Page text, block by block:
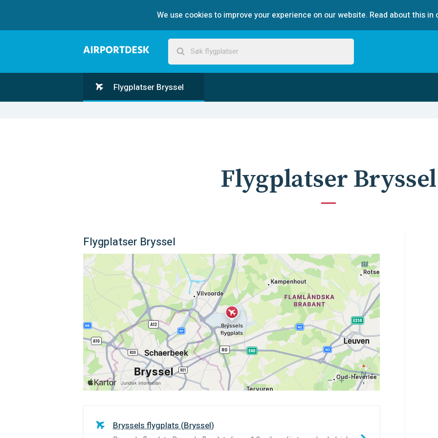
We use cookies to improve your experience on our website. Read about this in
Flygplatser Bryssel
Flygplatser Bryssel
Flygplatser Bryssel
Bryssels flygplats (Bryssel)